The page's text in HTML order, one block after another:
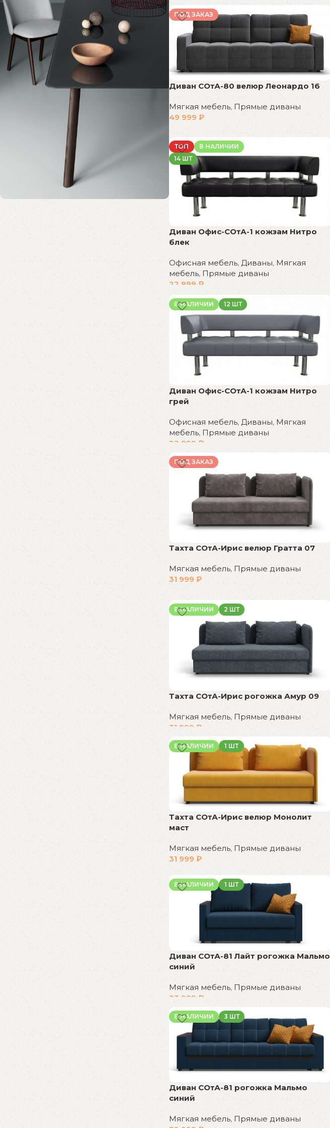
Распродажа
бестселлеров
Скидки на популярные модели!
К покупкам
В корзину
ПОД ЗАКАЗ
Диван СОтА-80 велюр Леонардо 16
Мягкая мебель, Прямые диваны
49 999₽
В корзину
ТОП
В НАЛИЧИИ
14 ШТ
Диван Офис-СОтА-1 кожзам Нитро
блек
Офисная мебель,Диваны,Мягкая
мебель, Прямые диваны
22 999 ₽
В корзину
В НАЛИЧИИ 12 ШТ
Диван Офис-СОтА-1 кожзам Нитро
грей
Офисная мебель, Диваны,Мягкая
мебель, Прямые диваны
22 999 ₽
В корзину
ПОД ЗАКАЗ
Тахта СОтА-Ирис велюр Гратта 07
Мягкая мебель, Прямые диваны
31 999 ₽
В корзину
В НАЛИЧИИ 2 ШТ
Тахта СОтА-Ирис рогожка Амур 09
Мягкая мебель,Прямые диваны
31 999₽
В корзину
В НАЛИЧИИ 1 ШТ
Тахта СОтА-Ирис велюр Монолит
маст
Мягкая мебель,Прямые диваны
31 999₽
В корзину
В НАЛИЧИИ 1 ШТ
Диван СОтА-81 Лайт рогожка Мальмо
синий
Мягкая мебель,Прямые диваны
23 999₽
В корзину
В НАЛИЧИИ 3 ШТ
Диван СОтА-81 рогожка Мальмо
синий
Мягкая мебель,Прямые диваны